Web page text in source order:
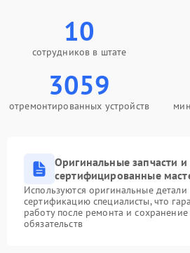
10
сотрудников в штате
3059
отремонтированных устройств
Оригинальные запчасти и
сертифицированные
Используются оригинальные
сертификацию специалисты, что
работу после ремонта и
обязательств